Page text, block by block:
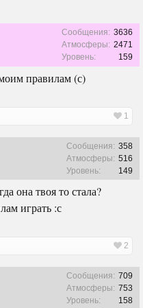
Сообщения: 3636
Атмосферы: 2471
Уровень:
159
правилам (с)
1
Сообщения: 358
Атмосферы: 516
Уровень:
149
она твоя то стала?
играть :с
2
Сообщения: 709
Атмосферы: 753
Уровень:
158